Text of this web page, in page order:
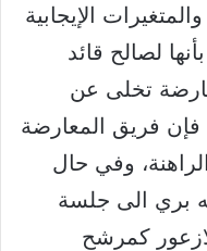
الإيجابية
لصالح قائد
تخلى عن
فإن فريق المعارضة
وفي حال
بري الى جلسة
كمرشح